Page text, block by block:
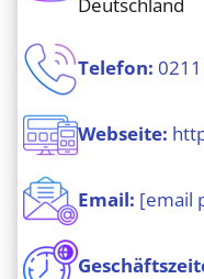
Telefon:
Webseite:
Email: [email